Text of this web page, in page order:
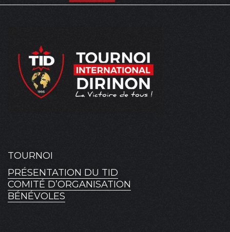
TOURNOI
PRÉSENTATION DU TID
COMITÉ D’ORGANISATION
BÉNÉVOLES